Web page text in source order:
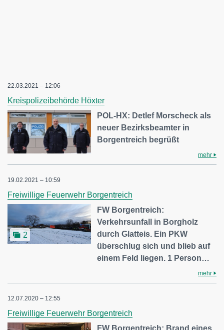
22.03.2021 – 12:06
Kreispolizeibehörde Höxter
POL-HX: Detlef Morscheck als
neuer Bezirksbeamter in
Borgentreich begrüßt
mehr
19.02.2021 – 10:59
Freiwillige Feuerwehr Borgentreich
2
FW Borgentreich:
Verkehrsunfall in Borgholz
durch Glatteis. Ein PKW
überschlug sich und blieb auf
einem Feld liegen. 1 Person…
mehr
12.07.2020 – 12:55
Freiwillige Feuerwehr Borgentreich
FW Borgentreich: Brand eines